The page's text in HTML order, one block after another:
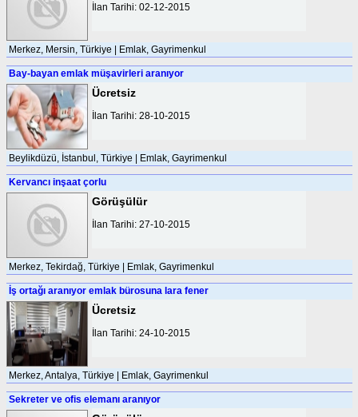
İlan Tarihi: 02-12-2015
Merkez, Mersin, Türkiye | Emlak, Gayrimenkul
Bay-bayan emlak müşavirleri aranıyor
Ücretsiz
İlan Tarihi: 28-10-2015
Beylikdüzü, İstanbul, Türkiye | Emlak, Gayrimenkul
Kervancı inşaat çorlu
Görüşülür
İlan Tarihi: 27-10-2015
Merkez, Tekirdağ, Türkiye | Emlak, Gayrimenkul
İş ortağı aranıyor emlak bürosuna lara fener
Ücretsiz
İlan Tarihi: 24-10-2015
Merkez, Antalya, Türkiye | Emlak, Gayrimenkul
Sekreter ve ofis elemanı aranıyor